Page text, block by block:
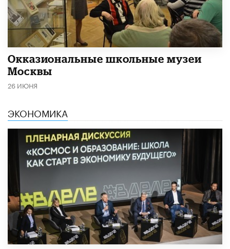
​Окказиональные школьные музеи
Москвы
26 ИЮНЯ
ЭКОНОМИКА